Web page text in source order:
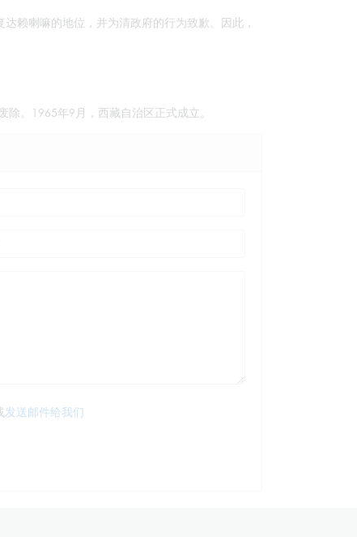
赖喇嘛的地位，并为清政府的行为致歉。因此，
。1965年9月，西藏自治区正式成立。
发送邮件给我们